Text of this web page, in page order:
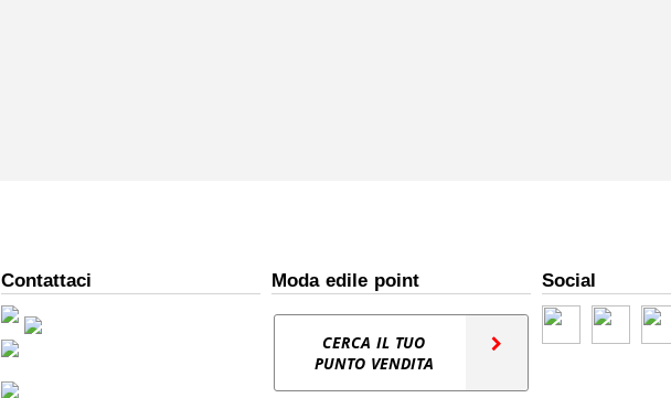
Contattaci Moda edile point
CERCA IL TUO
PUNTO VENDITA
Social